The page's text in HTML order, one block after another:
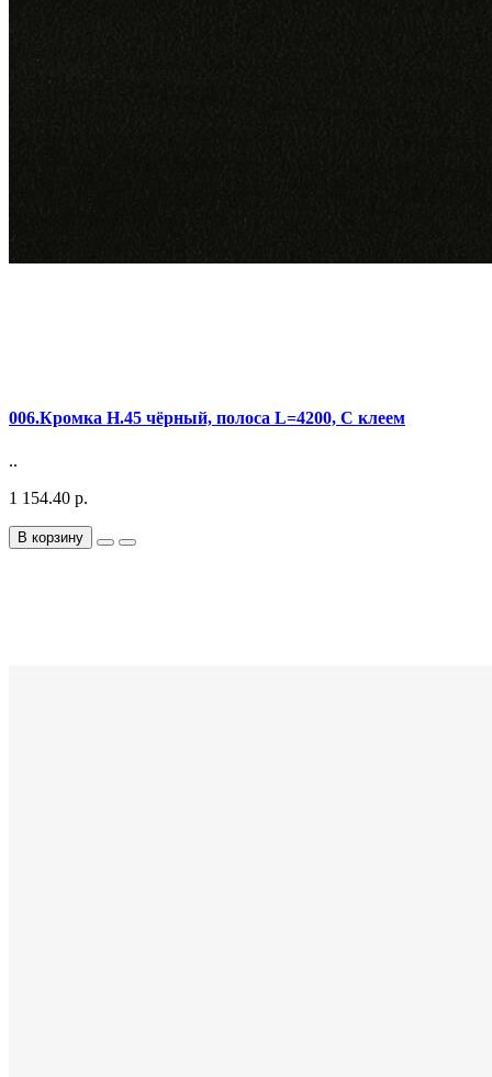
006.Кромка Н.45 чёрный, полоса L=4200, С клеем
..
1 154.40 р.
В корзину